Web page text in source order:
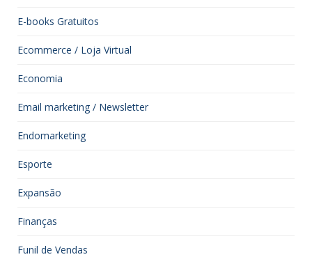
E-books Gratuitos
Ecommerce / Loja Virtual
Economia
Email marketing / Newsletter
Endomarketing
Esporte
Expansão
Finanças
Funil de Vendas